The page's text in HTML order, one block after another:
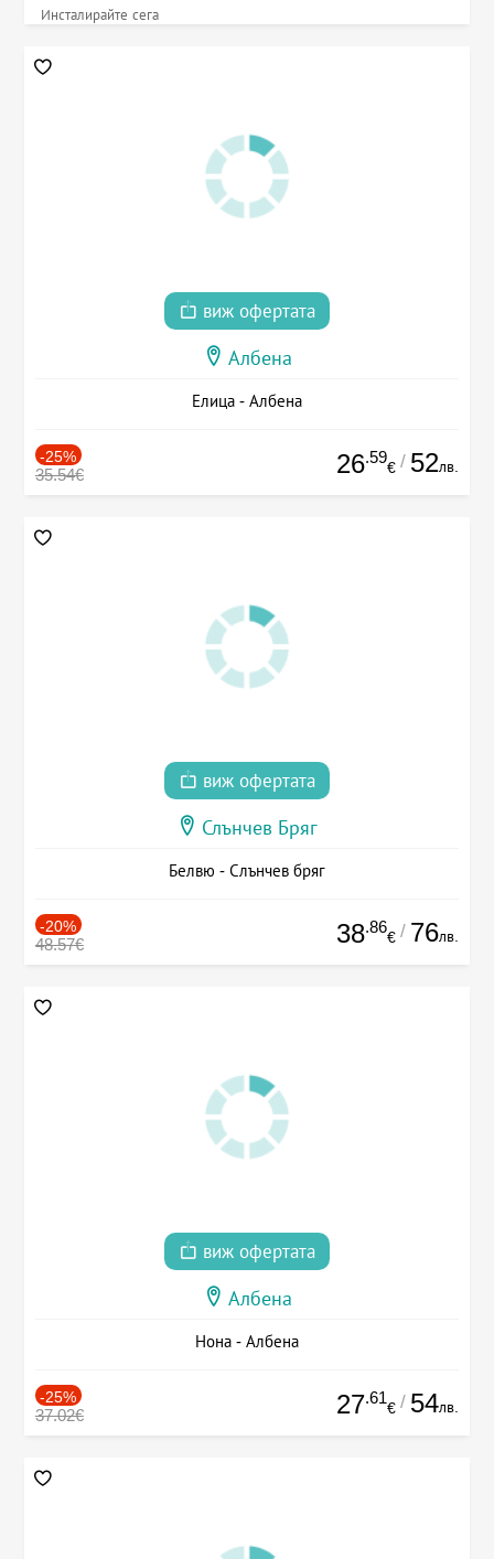
Инсталирайте сега
виж офертата
Албена
Елица - Албена
-25%
35.54€ 26.59
€ / 52лв.
виж офертата
Слънчев Бряг
Белвю - Слънчев бряг
-20%
48.57€ 38.86
€ / 76лв.
виж офертата
Албена
Нона - Албена
-25%
37.02€ 27.61
€ / 54лв.